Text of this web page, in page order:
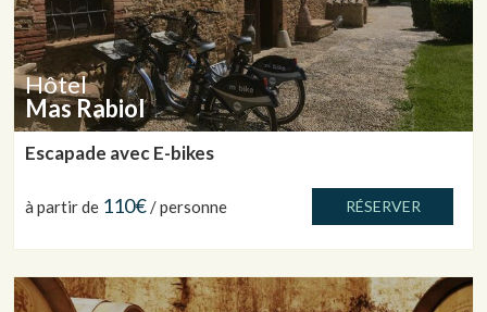
Hôtel
Mas Rabiol
Escapade avec E-bikes
à partir de 110€/ personne RÉSERVER